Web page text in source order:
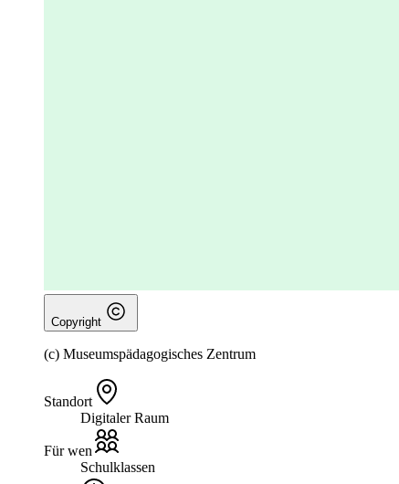
Copyright
(c) Museumspädagogisches Zentrum
Standort
Digitaler Raum
Für wen
Schulklassen